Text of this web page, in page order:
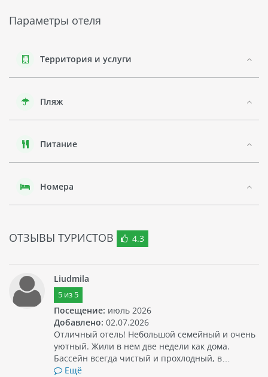
сервис приема и обслуживания номеров.
находится знаменитый парк развлечений Cartoon Network
В целом WIZ HOTEL PATTAYA - это прекрасный выбор для
Параметры отеля
Территория и услуги
Пляж
Питание
Номера
ОТЗЫВЫ ТУРИСТОВ 4.3
Liudmila
5из 5
Посещение: июль 2026
Добавлено: 02.07.2026
Отличный отель! Небольшой семейный и очень
уютный. Жили в нем две недели как дома.
Бассейн всегда чистый и прохлодный, в…
Ещё